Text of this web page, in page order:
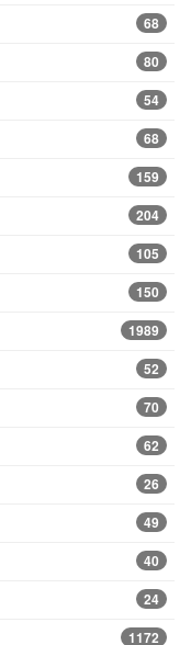
68
80
54
68
159
204
105
150
1989
52
70
62
26
49
40
24
1172